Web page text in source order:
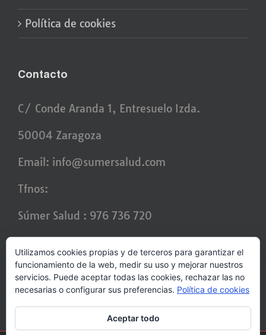
Política de cookies
Contacto
C/ Conde Aranda 1, Entresuelo Izda.
50004 Zaragoza
Email: info@sumersalud.com
Tfnos:
Súmer Salud : 976 736 720
Alejandro : 670 436 456
Utilizamos cookies propias y de terceros para garantizar el
funcionamiento de la web, medir su uso y mejorar nuestros
servicios. Puede aceptar todas las cookies, rechazar las no
necesarias o configurar sus preferencias. Política de cookies
Aceptar todo